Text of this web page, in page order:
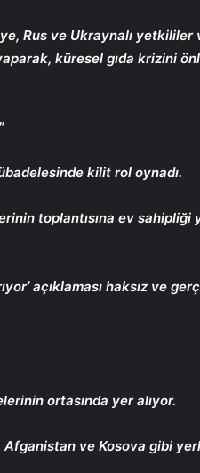
Rus ve Ukraynalı
küresel gıda krizini
kilit rol oynadı.
toplantısına ev sahipliği
açıklaması haksız ve
ortasında yer alıyor.
ve Kosova gibi